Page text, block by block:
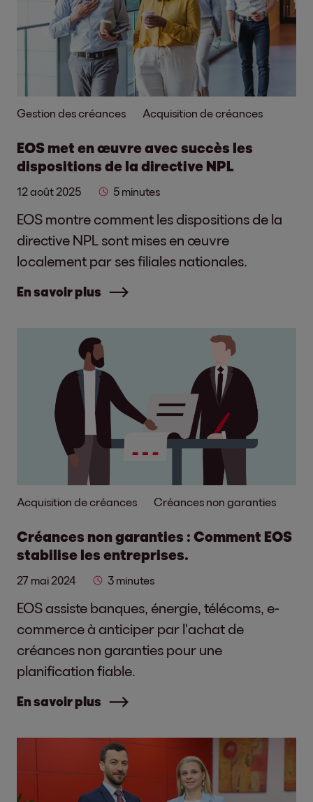
Gestion des créances Acquisition de créances
EOS met en œuvre avec succès les
dispositions de la directive NPL
12 août 2025 5 minutes
EOS montre comment les dispositions de la
directive NPL sont mises en œuvre
localement par ses filiales nationales.
En savoir plus
Acquisition de créances Créances non garanties
Créances non garanties : Comment EOS
stabilise les entreprises.
27 mai 2024 3 minutes
EOS assiste banques, énergie, télécoms, e-
commerce à anticiper par l'achat de
créances non garanties pour une
planification fiable.
En savoir plus